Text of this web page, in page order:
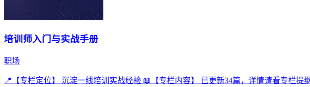
培训师入门与实战手册
职场
📍【专栏定位】 沉淀一线培训实战经验 📖【专栏内容】 已更新34篇，详情请看专栏